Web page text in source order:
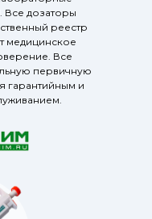
дозаторы
реестр
медицинское
Все
первичную
гарантийным и